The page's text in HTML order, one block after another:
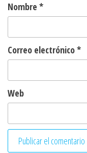
Nombre *
Correo electrónico*
Web